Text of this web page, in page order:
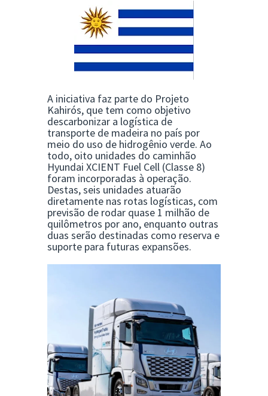
A iniciativa faz parte do Projeto
Kahirós, que tem como objetivo
descarbonizar a logística de
transporte de madeira no país por
meio do uso de hidrogênio verde. Ao
todo, oito unidades do caminhão
Hyundai XCIENT Fuel Cell (Classe 8)
foram incorporadas à operação.
Destas, seis unidades atuarão
diretamente nas rotas logísticas, com
previsão de rodar quase 1 milhão de
quilômetros por ano, enquanto outras
duas serão destinadas como reserva e
suporte para futuras expansões.